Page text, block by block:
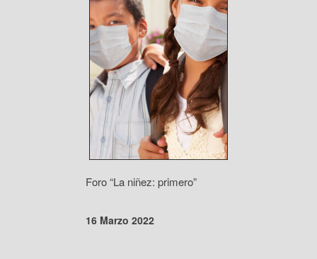
Foro “La niñez: primero”
16 Marzo 2022